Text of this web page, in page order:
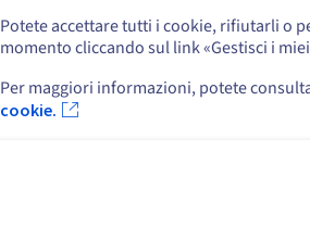
Seleziona un altro sito web
Potete accettare tutti i cookie, rifiutarli o
momento cliccando sul link «Gestisci i
Per maggiori informazioni, potete
cookie.